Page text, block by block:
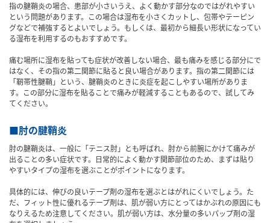
指の腱鞘炎の場合、患部が小さいうえ、よく動かす部分なのではがれやすい
という問題があります。この場合は湿布を小さくカットし、包帯やテーピン
グなどで補強するとよいでしょう。もしくは、最初から細長い形状になってい
る湿布を利用するのもおすすめです。
痛む場所に湿布を貼っても症状が改善しない場合、最も痛みを感じる部分にで
はなく、その指の第二関節に貼ると良い場合があります。指の第二関節には
「靭帯性腱鞘」という、腱鞘炎のときに炎症を起こしやすい場所がありま
す。この部分に湿布を貼ることで痛みが軽減することもあるので、試してみ
てください。
■肘の腱鞘炎
肘の腱鞘炎は、一般に「テニス肘」とも呼ばれ、肘から前腕にかけて痛みが
出ることの多い症状です。日常的によく動かす関節部位のため、まずは貼り
やすいタイプの湿布を選ぶことがポイントになります。
具体的には、伸びの良いテープ剤の湿布を選ぶとはがれにくいでしょう。た
だ、フィット性に優れるテープ剤は、肌が弱い方にとってはかぶれの原因にも
なりえるため注意してください。肌が弱い方は、水分量の多いパップ剤の湿